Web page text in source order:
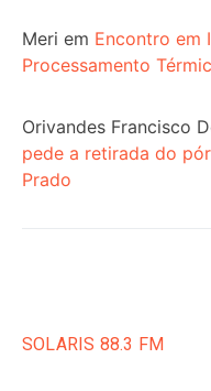
Meri em Encontro em
Processamento
Orivandes Francisco
pede a retirada do
Prado
SOLARIS 88.3 FM